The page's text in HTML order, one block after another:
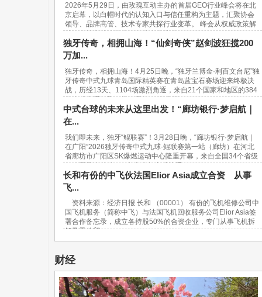
2026年5月29日，由玫瑰互动主办的首届GEO行业峰会将在北
京启幕，以白帽时代的认知入口与信任重构为主题，汇聚协会
领导、品牌高管、技术专家共探行业变革。 峰会从权威政策解
读、实战方法论输出、行业生态共建...
独牙传奇，相拥山海！“仙剑奇侠”赵剑波狂揽200
万加...
独牙传奇，相拥山海！4月25日晚，“独牙兰博金·利百文台尼”独
牙传奇中式九球青岛国际精英赛在青岛蓝宝石赛场迎来终极决
战，历经13天、1104场激烈角逐，来自21个国家和地区的384
位台球高手汇聚一堂，最终，“软塞王...
中式台球的未来从这里出发！“廊坊银行·梦启航｜
在...
我们即未来，独牙“鲲联赛”！3月28日晚，“廊坊银行·梦启航｜
在广阳”2026独牙传奇中式九球·鲲联赛第一站（廊坊）在河北
省廊坊市广阳区SK爆燃运动中心隆重开幕，来自全国34个省级
行政区及海外的940名青少年台球选手...
长和有份的中飞伙法国Elior Asia成立合资 从事
飞...
资料来源：经济日报 长和 （00001） 有份的飞机维修公司中
国飞机服务（简称中飞）与法国飞机回收服务公司Elior Asia签
署合作备忘录，成立各持股50%的合资企业，专门从事飞机拆
解及零件贸...
财经